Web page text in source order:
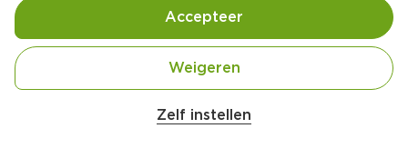
BBQ entrecote recepten
Zelf instellen
Weigeren
Accepteer